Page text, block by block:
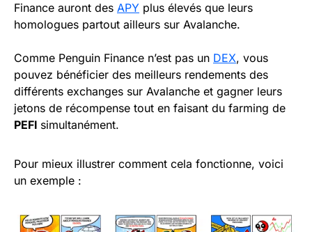
Finance auront des APY plus élevés que leurs
homologues partout ailleurs sur Avalanche.
Comme Penguin Finance n’est pas un DEX, vous
pouvez bénéficier des meilleurs rendements des
différents exchanges sur Avalanche et gagner leurs
jetons de récompense tout en faisant du farming de
PEFI simultanément.
Pour mieux illustrer comment cela fonctionne, voici
un exemple :